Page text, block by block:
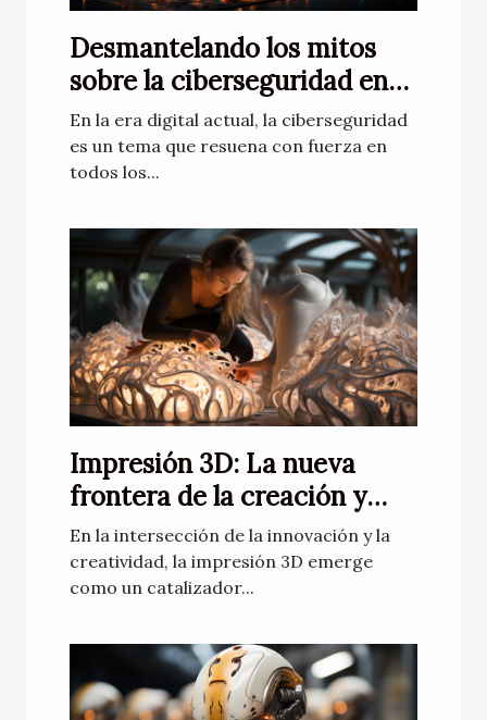
Desmantelando los mitos
sobre la ciberseguridad en
Internet
En la era digital actual, la ciberseguridad
es un tema que resuena con fuerza en
todos los...
Impresión 3D: La nueva
frontera de la creación y
diseño
En la intersección de la innovación y la
creatividad, la impresión 3D emerge
como un catalizador...